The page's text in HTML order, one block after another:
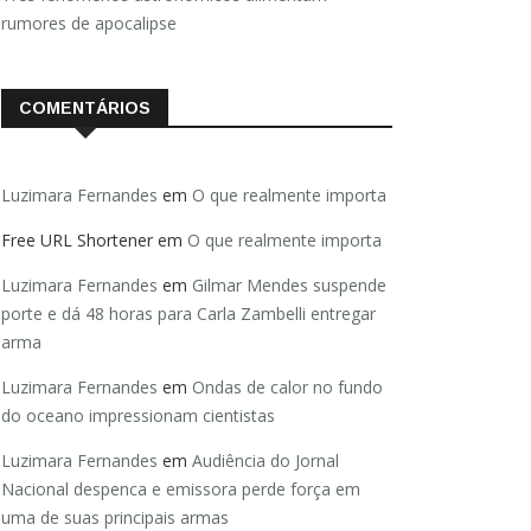
rumores de apocalipse
COMENTÁRIOS
Luzimara Fernandes em O que realmente importa
Free URL Shortener em O que realmente importa
Luzimara Fernandes em Gilmar Mendes suspende
porte e dá 48 horas para Carla Zambelli entregar
arma
Luzimara Fernandes em Ondas de calor no fundo
do oceano impressionam cientistas
Luzimara Fernandes em Audiência do Jornal
Nacional despenca e emissora perde força em
uma de suas principais armas